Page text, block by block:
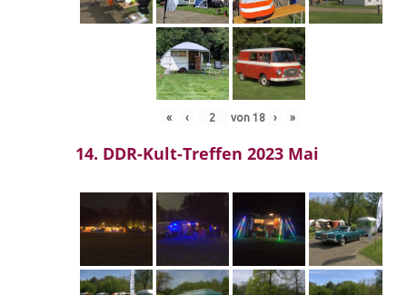
« ‹ von 18 › »
14. DDR-Kult-Treffen 2023 Mai